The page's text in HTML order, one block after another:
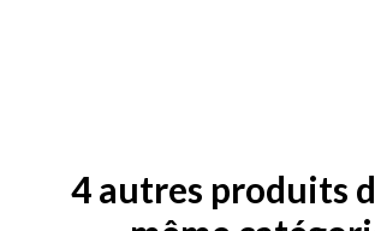
4 autres produits